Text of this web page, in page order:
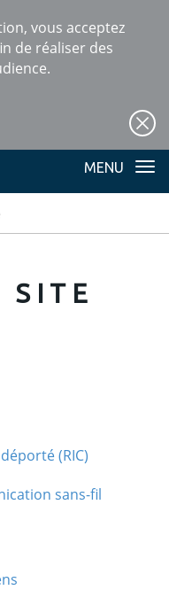
vous acceptez
de réaliser des
+
SITE
(RIC)
sans-fil